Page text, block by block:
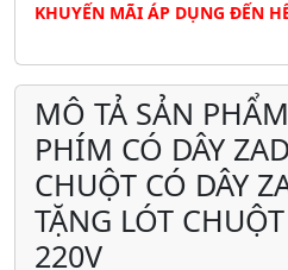
KHUYẾN MÃI ÁP DỤNG ĐẾN
MÔ TẢ SẢN
PHÍM CÓ DÂY
CHUỘT CÓ DÂY
TẶNG LÓT
220V